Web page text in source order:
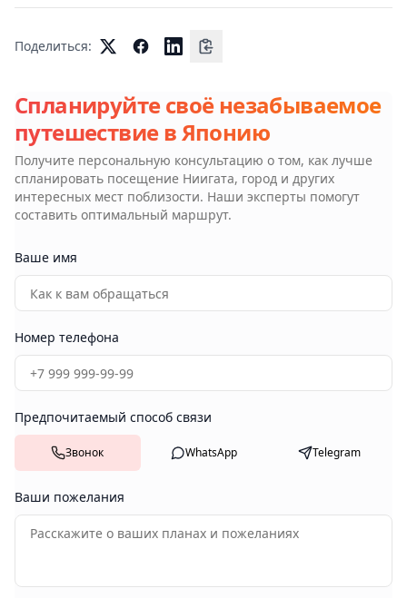
Поделиться:
Спланируйте своё незабываемое
путешествие в Японию
Получите персональную консультацию о том, как лучше
спланировать посещение Ниигата, город и других
интересных мест поблизости. Наши эксперты помогут
составить оптимальный маршрут.
Ваше имя
Номер телефона
Предпочитаемый способ связи
Звонок WhatsApp Telegram
Ваши пожелания